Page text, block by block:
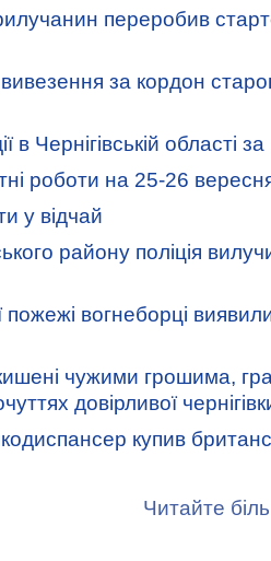
переробив
за кордон
в Чернігівській області
роботи на 25-26
у відчай
району поліція
пожежі вогнеборці
чужими грошима,
довірливої
купив
Читайте